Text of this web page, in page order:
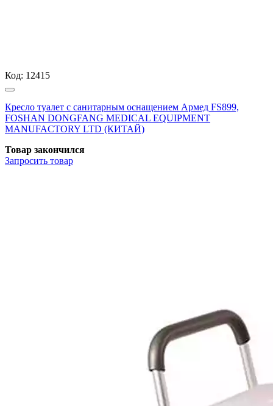
Код: 12415
Кресло туалет с санитарным оснащением Армед FS899,
FOSHAN DONGFANG MEDICAL EQUIPMENT
MANUFACTORY LTD (КИТАЙ)
Товар закончился
Запросить товар